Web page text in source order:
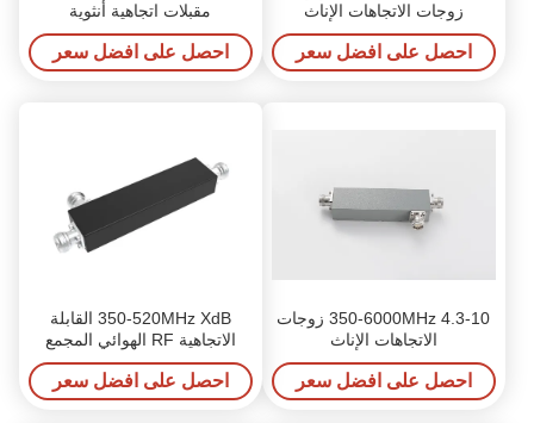
زوجات الاتجاهات الإناث
احصل على افضل سعر
مقبلات اتجاهية أنثوية
احصل على افضل سعر
350-6000MHz 4.3-10 زوجات
الاتجاهات الإناث
احصل على افضل سعر
350-520MHz XdB القابلة
الاتجاهية RF الهوائي المجمع
للداخل / الخارج
احصل على افضل سعر